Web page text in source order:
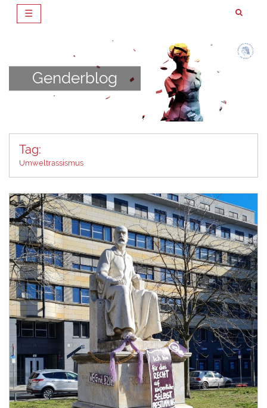
☰
Genderblog
Tag:
Umweltrassismus